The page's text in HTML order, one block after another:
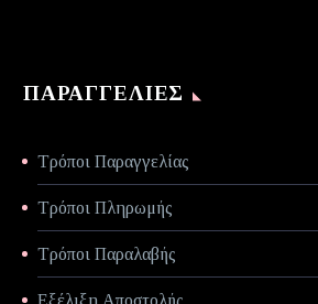
ΠΑΡΑΓΓΕΛΊΕΣ
Τρόποι Παραγγελίας
Τρόποι Πληρωμής
Τρόποι Παραλαβής
Εξέλιξη Αποστολής